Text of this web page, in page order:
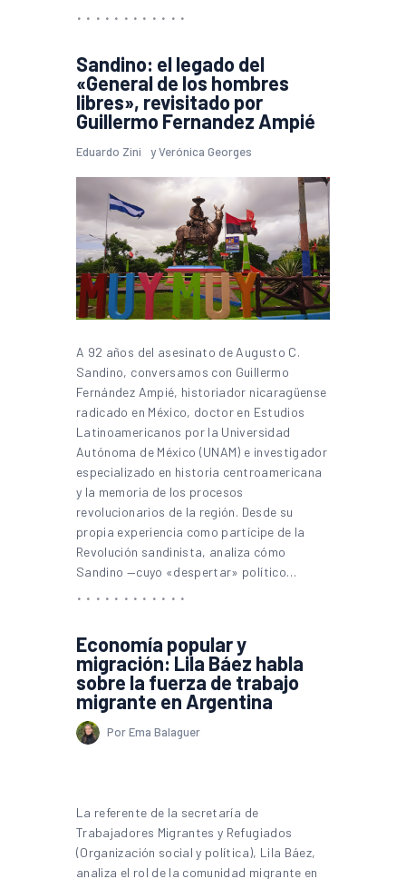
Sandino: el legado del
«General de los hombres
libres», revisitado por
Guillermo Fernandez Ampié
Eduardo Zini yVerónica Georges
A 92 años del asesinato de Augusto C.
Sandino, conversamos con Guillermo
Fernández Ampié, historiador nicaragüense
radicado en México, doctor en Estudios
Latinoamericanos por la Universidad
Autónoma de México (UNAM) e investigador
especializado en historia centroamericana
y la memoria de los procesos
revolucionarios de la región. Desde su
propia experiencia como partícipe de la
Revolución sandinista, analiza cómo
Sandino —cuyo «despertar» político…
Economía popular y
migración: Lila Báez habla
sobre la fuerza de trabajo
migrante en Argentina
Por Ema Balaguer
La referente de la secretaría de
Trabajadores Migrantes y Refugiados
(Organización social y política), Lila Báez,
analiza el rol de la comunidad migrante en